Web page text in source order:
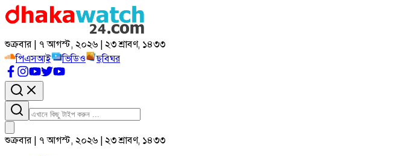
শুক্রবার | ৭ আগস্ট, ২০২৬ | ২৩ শ্রাবণ, ১৪৩৩
পিএসআই
ভিডিও ছবিঘর
শুক্রবার | ৭ আগস্ট, ২০২৬ | ২৩ শ্রাবণ, ১৪৩৩